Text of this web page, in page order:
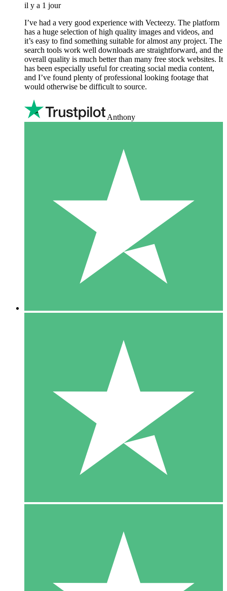
il y a 1 jour
I’ve had a very good experience with Vecteezy. The platform
has a huge selection of high quality images and videos, and
it’s easy to find something suitable for almost any project. The
search tools work well downloads are straightforward, and the
overall quality is much better than many free stock websites. It
has been especially useful for creating social media content,
and I’ve found plenty of professional looking footage that
would otherwise be difficult to source.
Anthony